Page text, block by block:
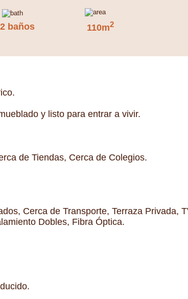
2 baños 110m2
y listo para entrar a vivir.
de Tiendas, Cerca de Colegios.
Cerca de Transporte, Terraza Privada,
Dobles, Fibra Óptica.